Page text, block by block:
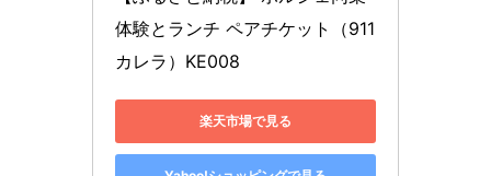
体験とランチ ペアチケット（911
カレラ）KE008
楽天市場で見る